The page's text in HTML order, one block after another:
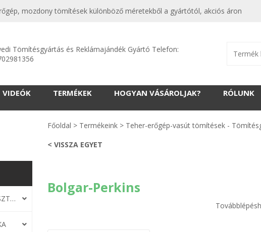
mozdony tömítések különböző méretekből a gyártótól, akciós áron
Tömítésgyártás és Reklámajándék Gyártó Telefon:
VIDEÓK TERMÉKEK HOGYAN VÁSÁROLJAK? RÓLUNK
STRANDKAPSZULA - VÍZIPISZTOLY-FRIZBI
Főoldal > Termékeink > Teher-erőgép-vasút tömítések -
< VISSZA EGYET
Bolgar-Perkins